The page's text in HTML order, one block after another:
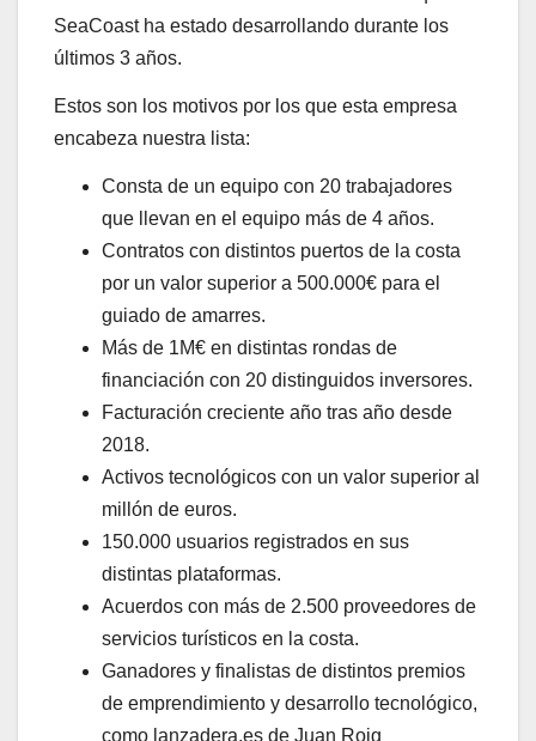
SeaCoast ha estado desarrollando durante los
últimos 3 años.
Estos son los motivos por los que esta empresa
encabeza nuestra lista:
Consta de un equipo con 20 trabajadores
que llevan en el equipo más de 4 años.
Contratos con distintos puertos de la costa
por un valor superior a 500.000€ para el
guiado de amarres.
Más de 1M€ en distintas rondas de
financiación con 20 distinguidos inversores.
Facturación creciente año tras año desde
2018.
Activos tecnológicos con un valor superior al
millón de euros.
150.000 usuarios registrados en sus
distintas plataformas.
Acuerdos con más de 2.500 proveedores de
servicios turísticos en la costa.
Ganadores y finalistas de distintos premios
de emprendimiento y desarrollo tecnológico,
como lanzadera.es de Juan Roig